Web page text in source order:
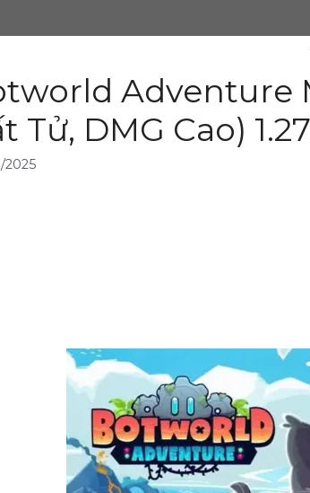
Adventure
Tử, DMG Cao)
2025